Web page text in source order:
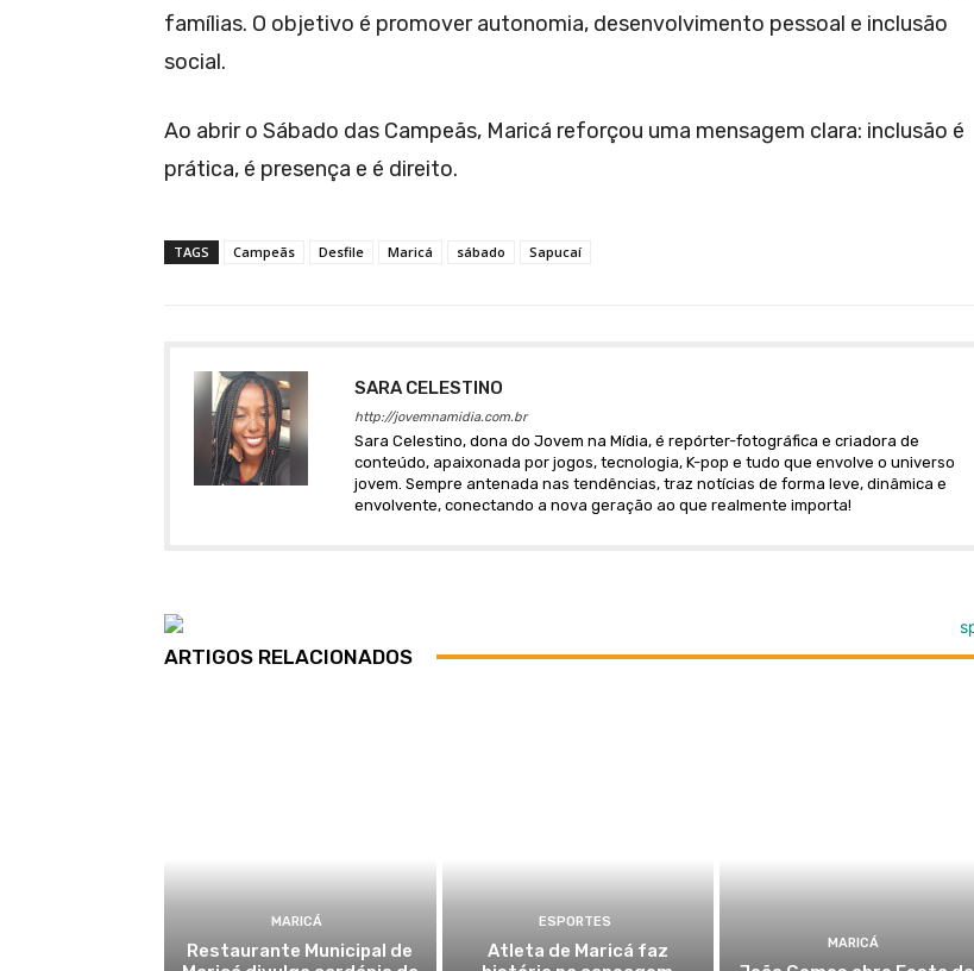
famílias. O objetivo é promover autonomia, desenvolvimento pessoal e inclusão
social.
Ao abrir o Sábado das Campeãs, Maricá reforçou uma mensagem clara: inclusão é
prática, é presença e é direito.
TAGS Campeãs Desfile Maricá sábado Sapucaí
SARA CELESTINO
http://jovemnamidia.com.br
Sara Celestino, dona do Jovem na Mídia, é repórter-fotográfica e criadora de
conteúdo, apaixonada por jogos, tecnologia, K-pop e tudo que envolve o universo
jovem. Sempre antenada nas tendências, traz notícias de forma leve, dinâmica e
envolvente, conectando a nova geração ao que realmente importa!
ARTIGOS RELACIONADOS
MARICÁ
Restaurante Municipal de
ESPORTES
Atleta de Maricá faz
MARICÁ